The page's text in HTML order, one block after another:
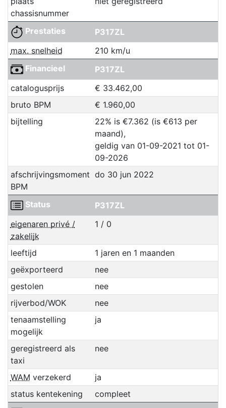
chassisnummer
Prestaties
P317ZL
max. snelheid
210 km/u
Financieel
P317ZL
catalogusprijs
€ 33.462,00
bruto BPM
€ 1.960,00
bijtelling
22% is €7.362 (is €613 per
maand),
geldig van 01-09-2021 tot 01-
09-2026
afschrijvingsmoment
BPM
do 30 jun 2022
Status
P317ZL
eigenaren privé /
zakelijk
1 / 0
leeftijd
1 jaren en 1 maanden
geëxporteerd
nee
gestolen
nee
rijverbod/WOK
nee
tenaamstelling
mogelijk
ja
geregistreerd als
taxi
nee
WAM verzekerd
ja
status kentekening
compleet